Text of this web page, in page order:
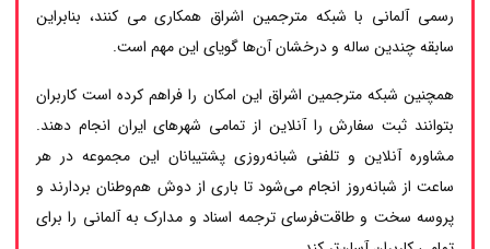
رسمی آلمانی با شبکه مترجمین اشراق همکاری می کنند، بنابراین
سابقه چندین ساله و درخشان آن‌ها گویای این مهم است.
همچنین شبکه مترجمین اشراق این امکان را فراهم کرده است کاربران
بتوانند ثبت سفارش را آنلاین از تمامی شهرهای ایران انجام دهند.
مشاوره آنلاین و تلفنی شبانه‌روزی پشتیبانان این مجموعه در هر
ساعت از شبانه‌روز انجام می‌شود تا باری از دوش هم‌وطنان بردارند و
پروسه سخت و طاقت‌فرسای ترجمه اسناد و مدارک به آلمانی را برای